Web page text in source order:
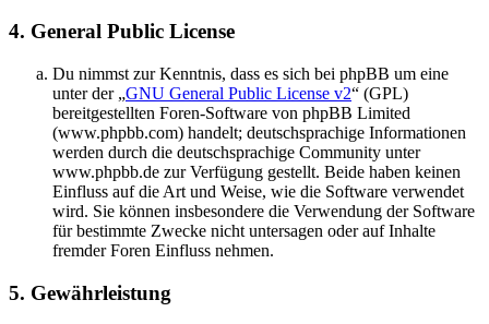
4. General Public License
Du nimmst zur Kenntnis, dass es sich bei phpBB um eine
unter der „GNU General Public License v2“ (GPL)
bereitgestellten Foren-Software von phpBB Limited
(www.phpbb.com) handelt; deutschsprachige Informationen
werden durch die deutschsprachige Community unter
www.phpbb.de zur Verfügung gestellt. Beide haben keinen
Einfluss auf die Art und Weise, wie die Software verwendet
wird. Sie können insbesondere die Verwendung der Software
für bestimmte Zwecke nicht untersagen oder auf Inhalte
fremder Foren Einfluss nehmen.
5. Gewährleistung